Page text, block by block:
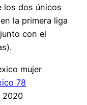
los dos únicos
la primera liga
junto con el